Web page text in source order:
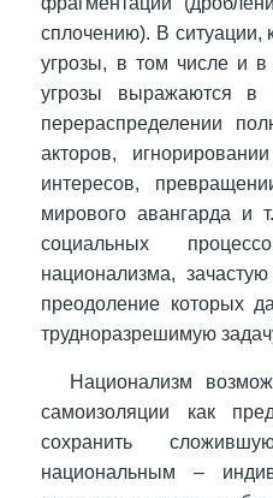
сплочению). В ситуации,
угрозы, в том числе и в
угрозы выражаются в
перераспределении
акторов,
интересов,
мирового авангарда и
социальных
национализма,
преодоление которых
трудноразрешимую
Национализм
самоизоляции как
сохранить
национальным –